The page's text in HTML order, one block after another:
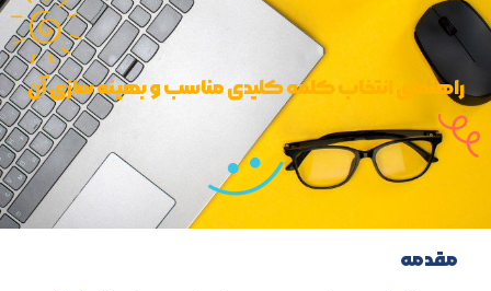
راهنمای انتخاب کلمه کلیدی مناسب و بهینه سازی آن
مقدمه